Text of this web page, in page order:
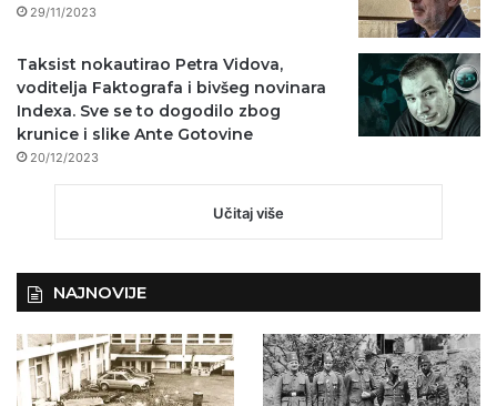
29/11/2023
Taksist nokautirao Petra Vidova,
voditelja Faktografa i bivšeg novinara
Indexa. Sve se to dogodilo zbog
krunice i slike Ante Gotovine
20/12/2023
Učitaj više
NAJNOVIJE